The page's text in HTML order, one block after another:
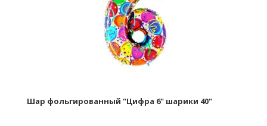
Шар фольгированный "Цифра 6" шарики 40"